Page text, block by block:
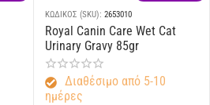
ΚΩΔΙΚΟΣ (SKU): 2653010
Royal Canin Care Wet Cat
Urinary Gravy 85gr
Διαθέσιμο από 5-10
ημέρες